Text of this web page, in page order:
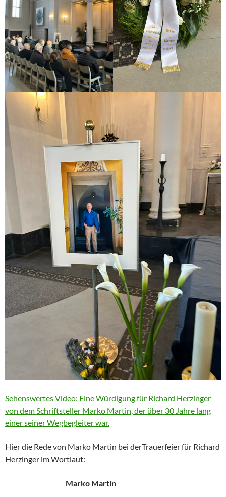
Sehenswertes Video: Eine Würdigung für Richard Herzinger
von dem Schriftsteller Marko Martin, der über 30 Jahre lang
einer seiner Wegbegleiter war.
Hier die Rede von Marko Martin bei derTrauerfeier für Richard
Herzinger im Wortlaut:
Marko Martin